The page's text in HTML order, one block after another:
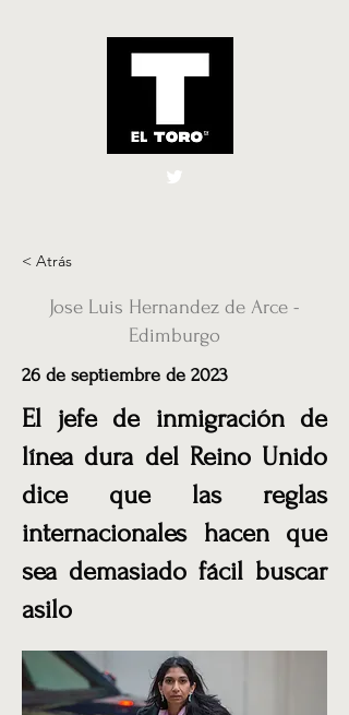
El Toro España
< Atrás
Jose Luis Hernandez de Arce -
Edimburgo
26 de septiembre de 2023
El jefe de inmigración de
línea dura del Reino Unido
dice que las reglas
internacionales hacen que
sea demasiado fácil buscar
asilo